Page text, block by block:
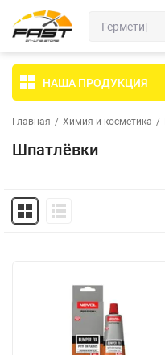
НАША ПРОДУКЦИЯ
Главная / Химия и косметика /
Шпатлёвки